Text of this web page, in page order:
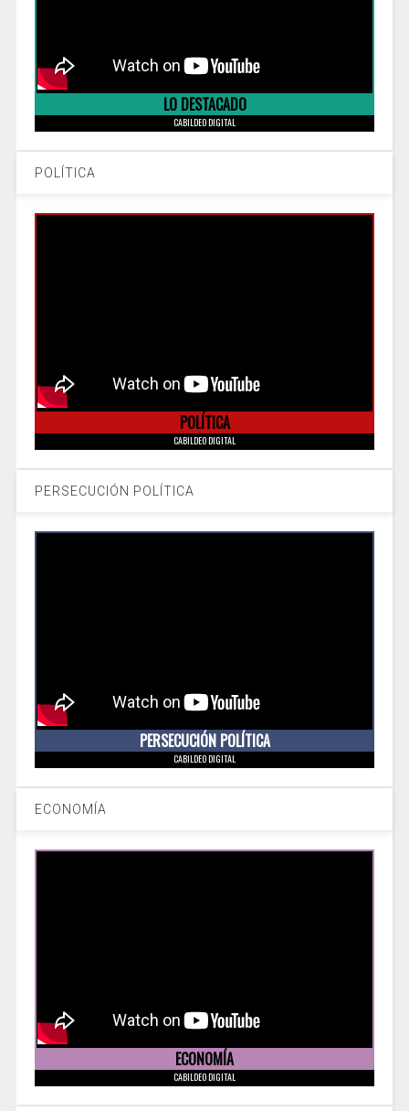
LO DESTACADO
CABILDEO DIGITAL
POLÍTICA
POLÍTICA
CABILDEO DIGITAL
PERSECUCIÓN POLÍTICA
PERSECUCIÓN POLÍTICA
CABILDEO DIGITAL
ECONOMÍA
ECONOMÍA
CABILDEO DIGITAL